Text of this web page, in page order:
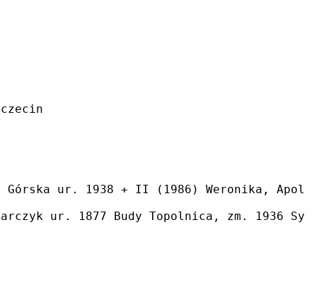
ur. 1938 + II (1986) Weronika,
ur. 1877 Budy Topolnica, zm. 1936